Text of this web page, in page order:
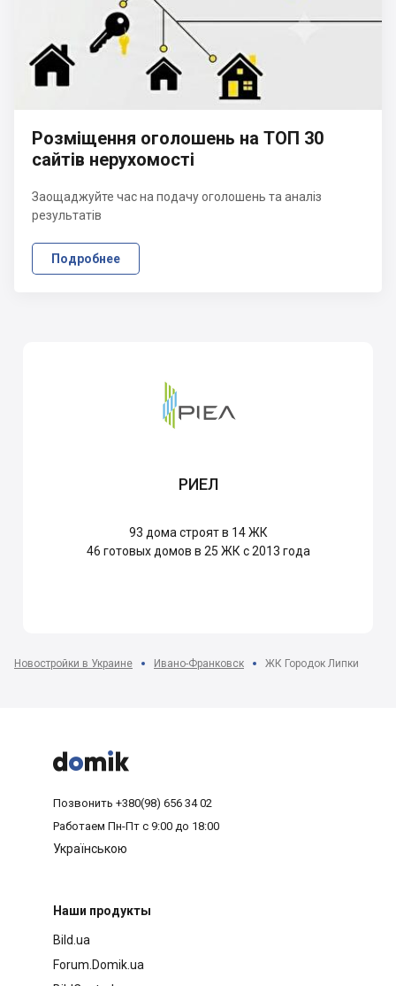
Розміщення оголошень на ТОП 30
сайтів нерухомості
Заощаджуйте час на подачу оголошень та аналіз
результатів
Подробнее
РИЕЛ
93 дома строят в 14 ЖК
46 готовых домов в 25 ЖК с 2013 года
Новостройки в Украине Ивано-Франковск ЖК Городок Липки



Позвонить +380(98) 656 34 02
Работаем Пн-Пт с 9:00 до 18:00
Українською
Наши продукты
Bild.ua
Forum.Domik.ua